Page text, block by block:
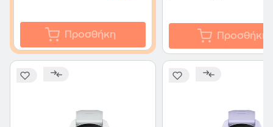
Προσθήκη Προσθήκη